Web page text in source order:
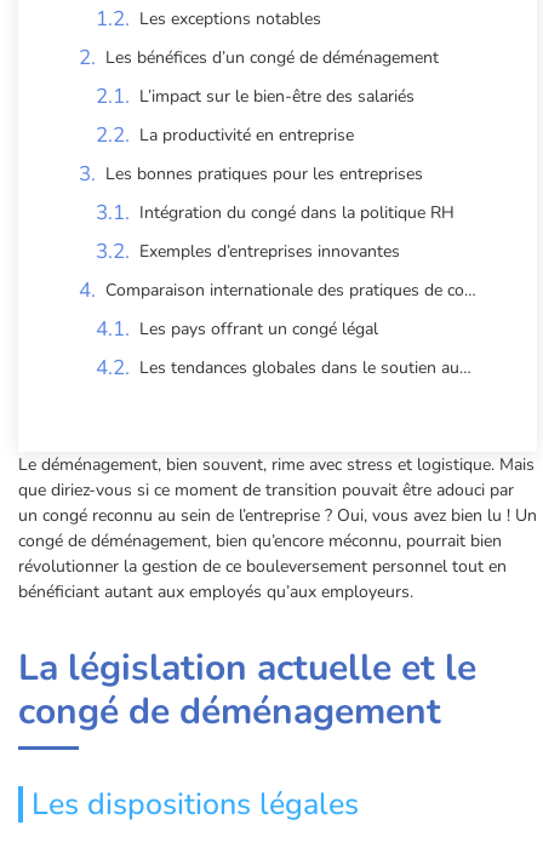
Les exceptions notables
Les bénéfices d’un congé de déménagement
L’impact sur le bien-être des salariés
La productivité en entreprise
Les bonnes pratiques pour les entreprises
Intégration du congé dans la politique RH
Exemples d’entreprises innovantes
Comparaison internationale des pratiques de congé de déménagement
Les pays offrant un congé légal
Les tendances globales dans le soutien aux employés
Le déménagement, bien souvent, rime avec stress et logistique. Mais
que diriez-vous si ce moment de transition pouvait être adouci par
un congé reconnu au sein de l’entreprise ? Oui, vous avez bien lu ! Un
congé de déménagement, bien qu’encore méconnu, pourrait bien
révolutionner la gestion de ce bouleversement personnel tout en
bénéficiant autant aux employés qu’aux employeurs.
La législation actuelle et le
congé de déménagement
Les dispositions légales